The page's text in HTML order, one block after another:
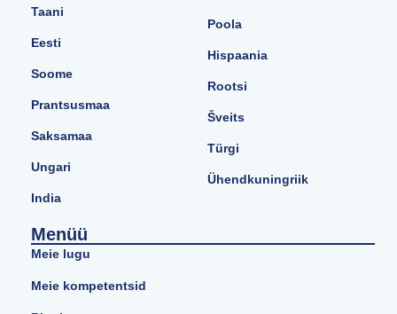
Taani
Eesti
Soome
Prantsusmaa
Saksamaa
Ungari
India
Poola
Hispaania
Rootsi
Šveits
Türgi
Ühendkuningriik
Menüü
Meie lugu
Meie kompetentsid